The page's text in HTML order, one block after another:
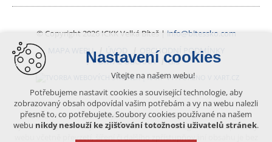
© Copyright 2026 ICKK Velká Bíteš | info@bitessko.com
MAPA WEBU
ÚVOD
OBCHODNÍ PODMÍNKY
PORTÁL OBČANA
GIS
VYTVOŘENO V XART.CZ
Obsah tohoto portálu je chráněn autorským právem, které
vykonává vydavatel. Jakékoliv užití článků a fotografií z této podoby
Nastavení cookies
Vítejte na našem webu!
Potřebujeme nastavit cookies a související technologie, aby
zobrazovaný obsah odpovídal vašim potřebám a vy na webu nalezli
přesně to, co potřebujete. Soubory cookies používané na našem
webu nikdy neslouží ke zjišťování totožnosti uživatelů stránek.